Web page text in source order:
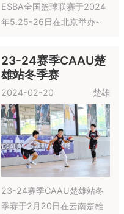
ESBA全国篮球联赛于2024
年5.25-26日在北京举办~
23-24赛季CAAU楚
雄站冬季赛
2024-02-20 楚雄
23-24赛季CAAU楚雄站冬
季赛于2月20日在云南楚雄